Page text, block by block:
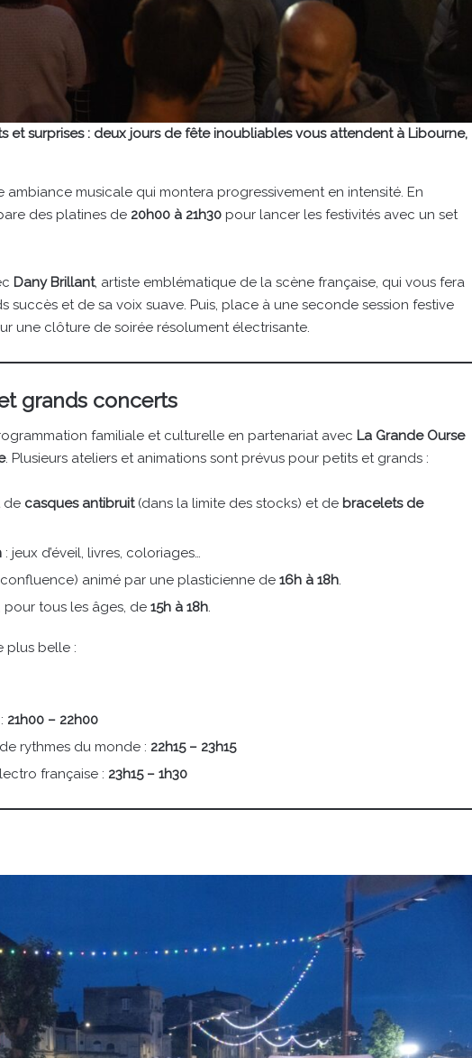
et surprises : deux jours de fête inoubliables vous attendent à Libourne,
ambiance musicale qui montera progressivement en intensité. En
des platines de 20h00 à 21h30 pour lancer les festivités avec un set
Dany Brillant, artiste emblématique de la scène française, qui vous fera
succès et de sa voix suave. Puis, place à une seconde session festive
une clôture de soirée résolument électrisante.
grands concerts
familiale et culturelle en partenariat avec La Grande Ourse
. Plusieurs ateliers et animations sont prévus pour petits et grands :
de casques antibruit(dans la limite des stocks) et de bracelets de
: jeux d’éveil, livres, coloriages…
animé par une plasticienne de16h à 18h.
, pour tous les âges, de15h à 18h.
plus belle :
21h00 – 22h00
rythmes du monde : 22h15 – 23h15
française : 23h15 – 1h30